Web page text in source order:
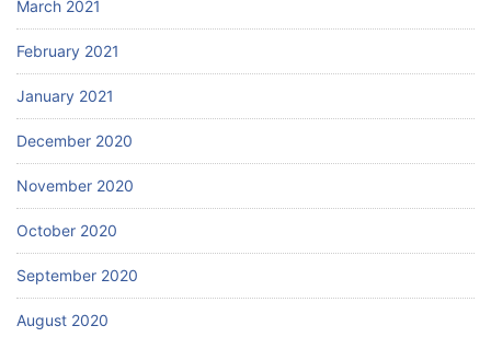
March 2021
February 2021
January 2021
December 2020
November 2020
October 2020
September 2020
August 2020